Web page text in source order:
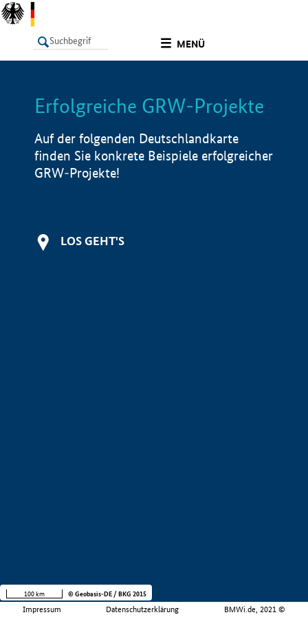
MENÜ
LISTE Info
Erfolgreiche GRW-Projekte
Auf der folgenden Deutschlandkarte
finden Sie konkrete Beispiele erfolgreicher
GRW-Projekte!
LOS GEHT'S
Impressum Datenschutzerklärung BMWi.de, 2021 ©
100 km © Geobasis-DE / BKG 2015